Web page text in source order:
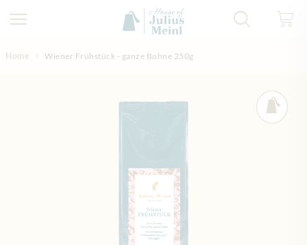
Home Wiener Frühstück - ganze Bohne 250g